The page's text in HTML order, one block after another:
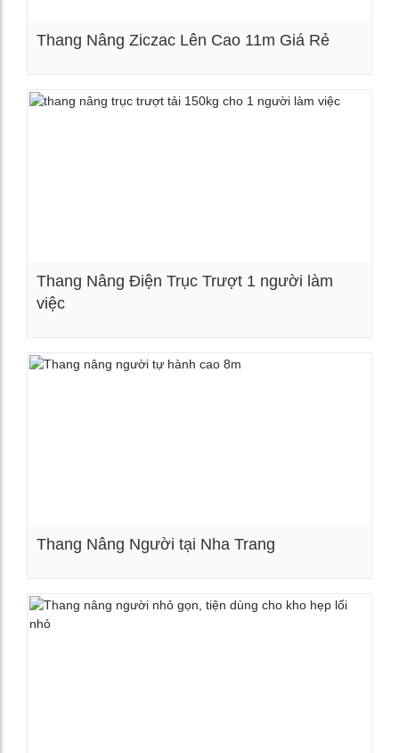
Thang Nâng Ziczac Lên Cao 11m Giá Rẻ
Thang Nâng Điện Trục Trượt 1 người làm
việc
Thang Nâng Người tại Nha Trang